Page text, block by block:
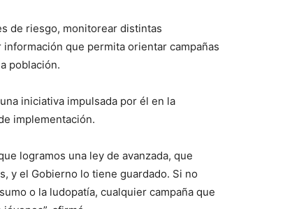
de riesgo, monitorear distintas
que permita orientar campañas
población.
iniciativa impulsada por él en la
implementación.
logramos una ley de avanzada, que
y el Gobierno lo tiene guardado. Si no
o la ludopatía, cualquier campaña que